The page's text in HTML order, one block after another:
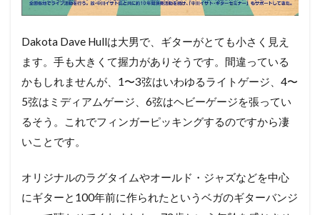
Dakota Dave Hullは大男で、ギターがとても小さく見え
ます。手も大きくて握力がありそうです。間違っている
かもしれませんが、1〜3弦はいわゆるライトゲージ、4〜
5弦はミディアムゲージ、6弦はヘビーゲージを張ってい
るそう。これでフィンガーピッキングするのですから凄
いことです。
オリジナルのラグタイムやオールド・ジャズなどを中心
にギターと100年前に作られたというベガのギターバンジ